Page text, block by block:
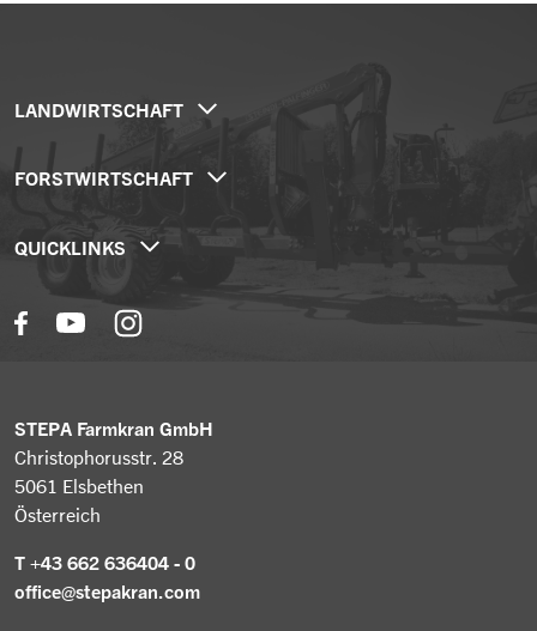
LANDWIRTSCHAFT
Teleknickarmkrane
Sonderlösungen
FORSTWIRTSCHAFT
Forstkrane
Forstkran mit Winde
QUICKLINKS
Aktuelles
Karriere
STEPA Farmkran GmbH
Christophorusstr. 28
5061 Elsbethen
Österreich
T +43 662 636404 - 0
office@stepakran.com